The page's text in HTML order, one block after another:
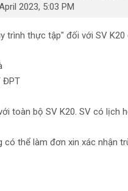
2023, 5:03 PM
thực tập" đối với SV K20
ĐPT
toàn bộ SV K20. SV có lịch
thể làm đơn xin xác nhận